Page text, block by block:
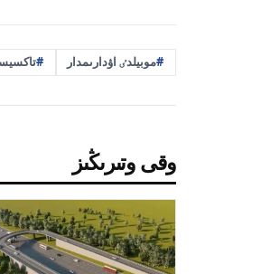
موبيلدٸ اۋدارىمدار
وقى وتىرىڭىز